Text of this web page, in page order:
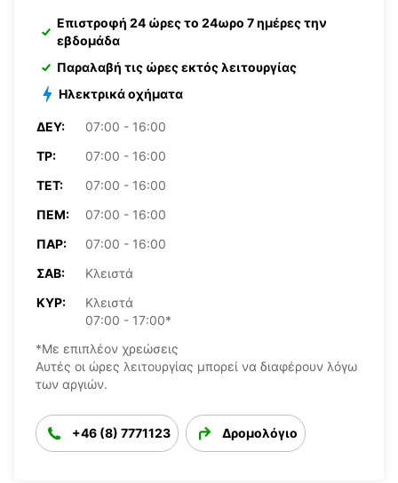
Επιστροφή 24 ώρες το 24ωρο 7 ημέρες την
εβδομάδα
Παραλαβή τις ώρες εκτός λειτουργίας
Ηλεκτρικά οχήματα
ΔΕΥ:
07:00 - 16:00
ΤΡ:
07:00 - 16:00
ΤΕΤ:
07:00 - 16:00
ΠΈΜ:
07:00 - 16:00
ΠΑΡ:
07:00 - 16:00
ΣΆΒ:
Κλειστά
ΚΥΡ:
Κλειστά
07:00 - 17:00*
*Με επιπλέον χρεώσεις
Αυτές οι ώρες λειτουργίας μπορεί να διαφέρουν λόγω
των αργιών.
+46 (8) 7771123 Δρομολόγιο